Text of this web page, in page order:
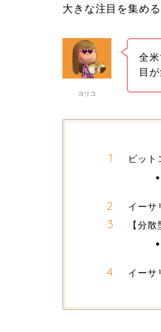
大きな注目を集め
ヨリコ
全
目
ビット
イーサ
【分
イーサ